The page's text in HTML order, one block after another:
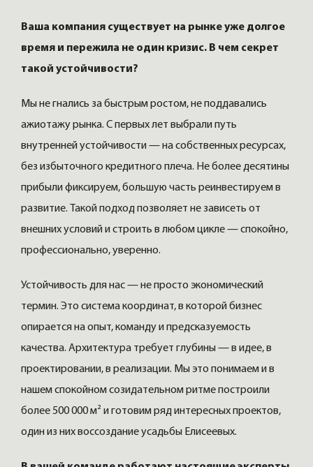
Ваша компания существует на рынке уже долгое
время и пережила не один кризис. В чем секрет
такой устойчивости?
Мы не гнались за быстрым ростом, не поддавались
ажиотажу рынка. С первых лет выбрали путь
внутренней устойчивости — на собственных ресурсах,
без избыточного кредитного плеча. Не более десятины
прибыли фиксируем, большую часть реинвестируем в
развитие. Такой подход позволяет не зависеть от
внешних условий и строить в любом цикле — спокойно,
профессионально, уверенно.
Устойчивость для нас — не просто экономический
термин. Это система координат, в которой бизнес
опирается на опыт, команду и предсказуемость
качества. Архитектура требует глубины — в идее, в
проектировании, в реализации. Мы это понимаем и в
нашем спокойном созидательном ритме построили
более 500 000 м² и готовим ряд интересных проектов,
один из них воссоздание усадьбы Елисеевых.